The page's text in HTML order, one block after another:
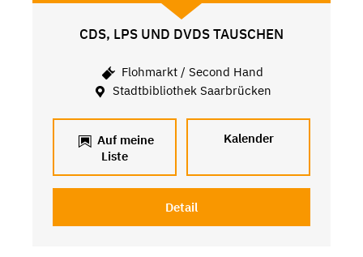
CDS, LPS UND DVDS TAUSCHEN
Flohmarkt / Second Hand
Stadtbibliothek Saarbrücken
Auf meine
Liste
Kalender
Detail